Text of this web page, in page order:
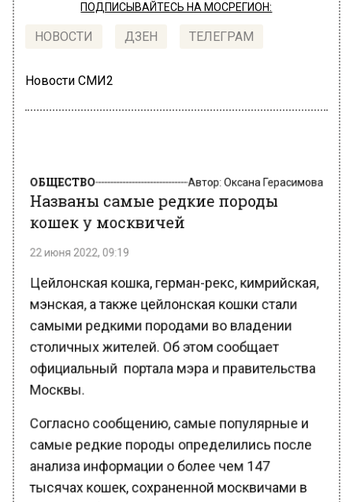
ПОДПИСЫВАЙТЕСЬ НА МОСРЕГИОН:
НОВОСТИ ДЗЕН ТЕЛЕГРАМ
Новости СМИ2
Названы самые редкие породы
кошек у москвичей
22 июня 2022, 09:19
мэнская, а также цейлонская кошки стали
самыми редкими породами во владении
столичных жителей. Об этом сообщает
официальный портала мэра и правительства
Москвы.
самые редкие породы определились после
анализа информации о более чем 147
тысячах кошек, сохраненной москвичами в